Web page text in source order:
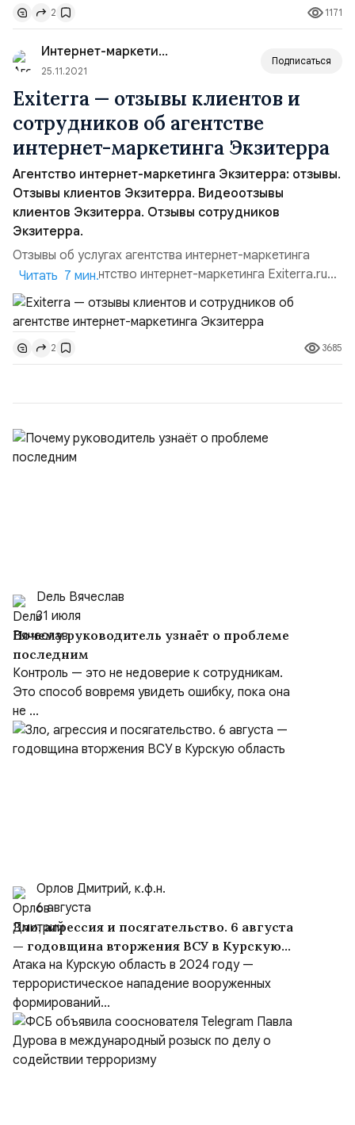
не просто. Интернет переполнен фейковыми отзывами,
которые были написаны либо самими производителями
и продавцами, либо копирайтерами за отдельную
плату, либо недо...
2 1171
Интернет-маркетинг для...
25.11.2021
Подписаться
Exiterra — отзывы клиентов и
сотрудников об агентстве
интернет-маркетинга Экзитерра
Агентство интернет-маркетинга Экзитерра: отзывы.
Отзывы клиентов Экзитерра. Видеоотзывы
клиентов Экзитерра. Отзывы сотрудников
Экзитерра.
Отзывы об услугах агентства интернет-маркетинга
Exiterra.ru. Агентство интернет-маркетинга Exiterra.ru
Digital Agency открылось в 2000 году. Первыми
направлениями были разработка сайтов и создание
дизайна, но список услуг постоянно расширялся.
Сейчас компания предлагает комплексный маркетинг —
сочетание наиболее эффективных методов — SEO,
Читать 7 мин.
2 3685
Dель Вячеслав
31 июля
Почему руководитель узнаёт о проблеме
последним
Контроль — это не недоверие к сотрудникам.
Это способ вовремя увидеть ошибку, пока она
не ...
Орлов Дмитрий, к.ф.н.
6 августа
Зло, агрессия и посягательство. 6 августа
— годовщина вторжения ВСУ в Курскую
область
Атака на Курскую область в 2024 году —
террористическое нападение вооруженных
формирований...